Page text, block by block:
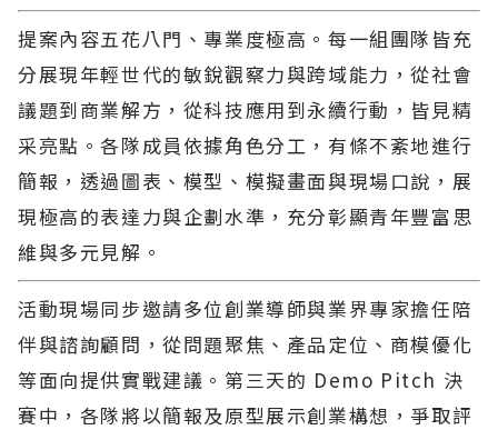
力。縣長徐榛蔚親臨現場，向所有參賽者致以祝福
與期勉，場面熱烈、氣氛高昂。
提案內容五花八門、專業度極高。每一組團隊皆充
分展現年輕世代的敏銳觀察力與跨域能力，從社會
議題到商業解方，從科技應用到永續行動，皆見精
采亮點。各隊成員依據角色分工，有條不紊地進行
簡報，透過圖表、模型、模擬畫面與現場口說，展
現極高的表達力與企劃水準，充分彰顯青年豐富思
維與多元見解。
活動現場同步邀請多位創業導師與業界專家擔任陪
伴與諮詢顧問，從問題聚焦、產品定位、商模優化
等面向提供實戰建議。第三天的 Demo Pitch 決
賽中，各隊將以簡報及原型展示創業構想，爭取評